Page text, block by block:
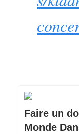
Faire un
Monde